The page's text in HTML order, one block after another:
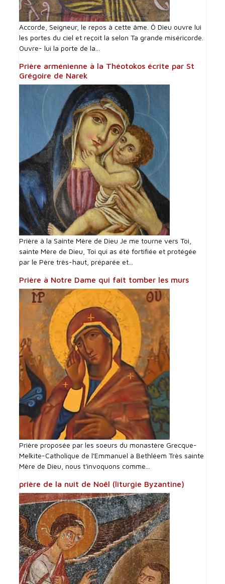
Accorde, Seigneur, le repos à cette âme. Ô Dieu ouvre lui
les portes du ciel et reçoit la selon Ta grande miséricorde.
Ouvre- lui la porte de la...
Prière arménienne à la Théotokos écrite par St
Grégoire de Narek
Prière à la Sainte Mère de Dieu Je me tourne vers Toi,
sainte Mère de Dieu, Toi qui as été fortifiée et protégée
par le Père très-haut, préparée et...
Prière à Notre Dame qui fait tomber les murs
Prière proposée par les soeurs du monastère Grecque-
Melkite-Catholique de l'Emmanuel à Bethléem Très sainte
Mère de Dieu, nous t'invoquons comme...
prière de la nuit de Noël (liturgie Byzantine)